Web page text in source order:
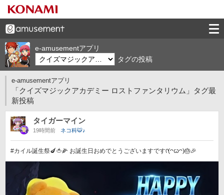
e-amusementアプリ
タグの投稿
e-amusementアプリ
「クイズマジックアカデミー ロストファンタリウム」タグ最
新投稿
タイガーマイン
19時間前 ネコ科🐯♪
#カイル誕生祭🍆🍅🌽 お誕生日おめでとうございますですᡣ(ᴖꙍᴖ)🎂🎉